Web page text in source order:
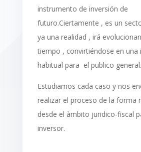
instrumento de inversión de
futuro.Ciertamente , es un
ya una realidad , irá
tiempo , convirtiéndose en una
habitual para el publico general.
Estudiamos cada caso y nos
realizar el proceso de la forma
desde el àmbito juridico-fiscal
inversor.